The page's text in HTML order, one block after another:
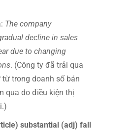
The company
decline in sales
due to changing
. (Công ty đã trải qua
trong doanh số bán
qua do điều kiện thị
substantial (adj) fall